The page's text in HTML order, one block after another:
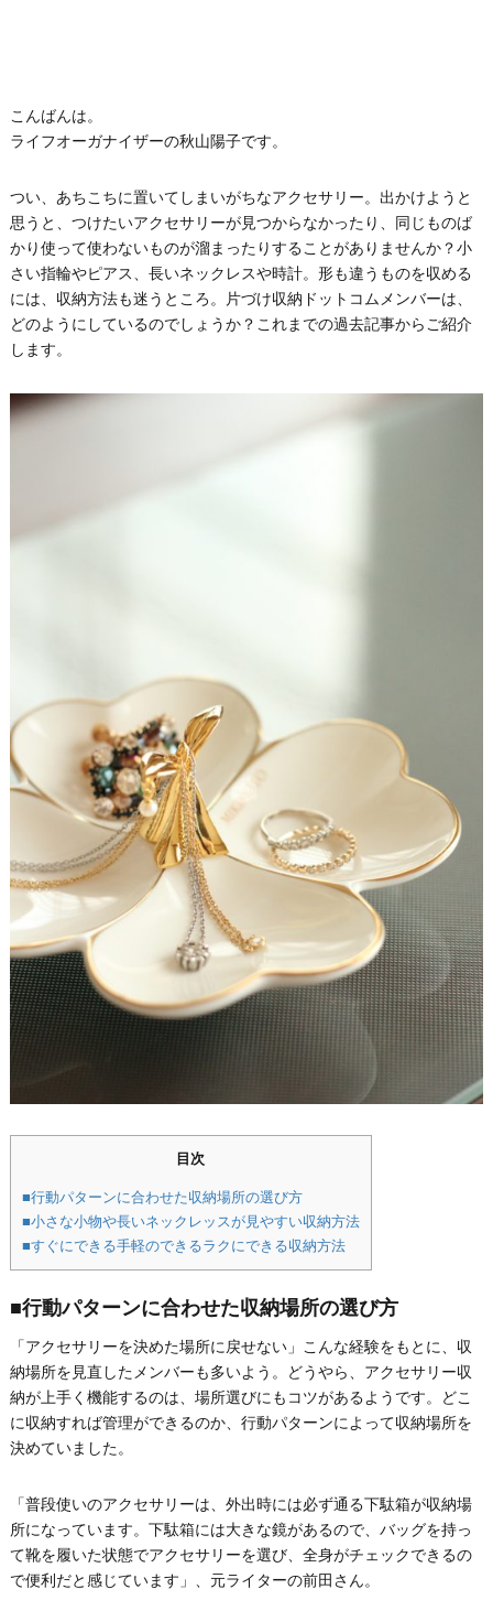
こんばんは。
ライフオーガナイザーの秋山陽子です。
つい、あちこちに置いてしまいがちなアクセサリー。出かけようと
思うと、つけたいアクセサリーが見つからなかったり、同じものば
かり使って使わないものが溜まったりすることがありませんか？小
さい指輪やピアス、長いネックレスや時計。形も違うものを収める
には、収納方法も迷うところ。片づけ収納ドットコムメンバーは、
どのようにしているのでしょうか？これまでの過去記事からご紹介
します。
目次
■行動パターンに合わせた収納場所の選び方
■小さな小物や長いネックレッスが見やすい収納方法
■すぐにできる手軽のできるラクにできる収納方法
■行動パターンに合わせた収納場所の選び方
「アクセサリーを決めた場所に戻せない」こんな経験をもとに、収
納場所を見直したメンバーも多いよう。どうやら、アクセサリー収
納が上手く機能するのは、場所選びにもコツがあるようです。どこ
に収納すれば管理ができるのか、行動パターンによって収納場所を
決めていました。
「普段使いのアクセサリーは、外出時には必ず通る下駄箱が収納場
所になっています。下駄箱には大きな鏡があるので、バッグを持っ
て靴を履いた状態でアクセサリーを選び、全身がチェックできるの
で便利だと感じています」、元ライターの前田さん。